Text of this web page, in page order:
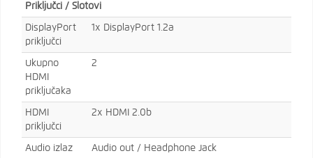
Priključci / Slotovi
DisplayPort
priključci
1x DisplayPort 1.2a
Ukupno
HDMI
priključaka
2
HDMI
priključci
2x HDMI 2.0b
Audio izlaz Audio out / Headphone Jack